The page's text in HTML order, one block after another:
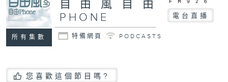
所有集數
自由風自由
PHONE
電台直播
特備網頁 PODCASTS
您喜歡這個節目嗎?